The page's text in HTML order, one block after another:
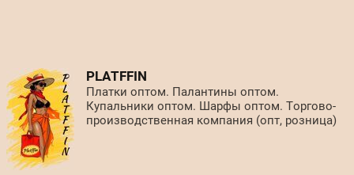
PLATFFIN
Платки оптом. Палантины оптом.
Купальники оптом. Шарфы оптом. Торгово-
производственная компания (опт, розница)